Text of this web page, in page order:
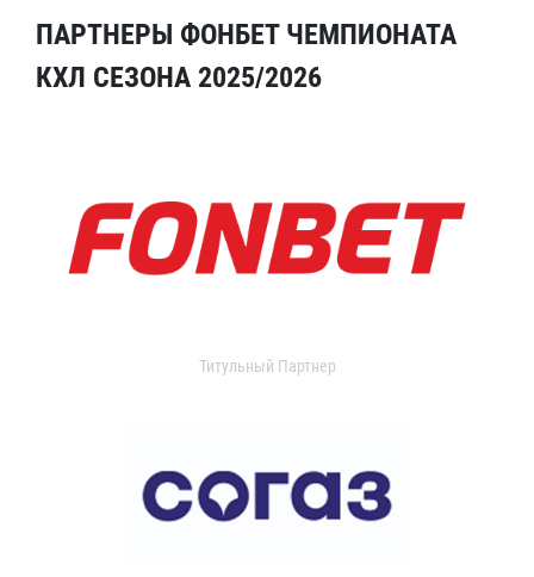
ПАРТНЕРЫ ФОНБЕТ ЧЕМПИОНАТА
КХЛ СЕЗОНА 2025/2026
Титульный Партнер